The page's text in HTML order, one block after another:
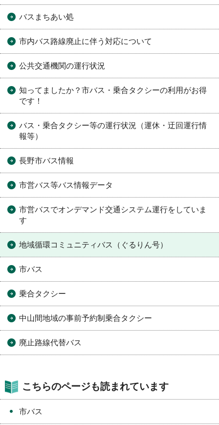
バスまちあい処
市内バス路線廃止に伴う対応について
公共交通機関の運行状況
知ってましたか？市バス・乗合タクシーの利用がお得
です！
バス・乗合タクシー等の運行状況（運休・迂回運行情
報等）
長野市バス情報
市営バス等バス情報データ
市営バスでオンデマンド交通システム運行をしていま
す
地域循環コミュニティバス（ぐるりん号）
市バス
乗合タクシー
中山間地域の事前予約制乗合タクシー
廃止路線代替バス
こちらのページも読まれています
市バス